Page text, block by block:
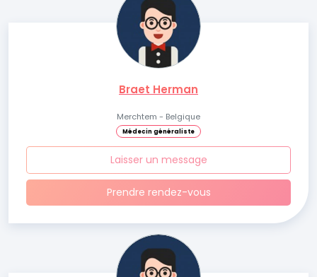
Braet Herman
Merchtem - Belgique
Médecin généraliste
Laisser un message
Prendre rendez-vous